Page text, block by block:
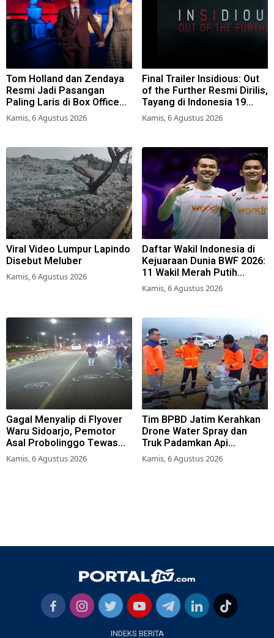
Tom Holland dan Zendaya
Resmi Jadi Pasangan
Paling Laris di Box Office
2026
Kamis, 6 Agustus 2026
Final Trailer Insidious: Out
of the Further Resmi Dirilis,
Tayang di Indonesia 19
Agustus 2026
Kamis, 6 Agustus 2026
Viral Video Lumpur Lapindo
Disebut Meluber
Kamis, 6 Agustus 2026
Daftar Wakil Indonesia di
Kejuaraan Dunia BWF 2026:
11 Wakil Merah Putih
Berjuang Naik Podium
Tertinggi
Kamis, 6 Agustus 2026
Gagal Menyalip di Flyover
Waru Sidoarjo, Pemotor
Asal Probolinggo Tewas
Tertabrak
Kamis, 6 Agustus 2026
Tim BPBD Jatim Kerahkan
Drone Water Spray dan
Truk Padamkan Api
Karhutla di Gunung Bromo
Kamis, 6 Agustus 2026
INDEKS BERITA